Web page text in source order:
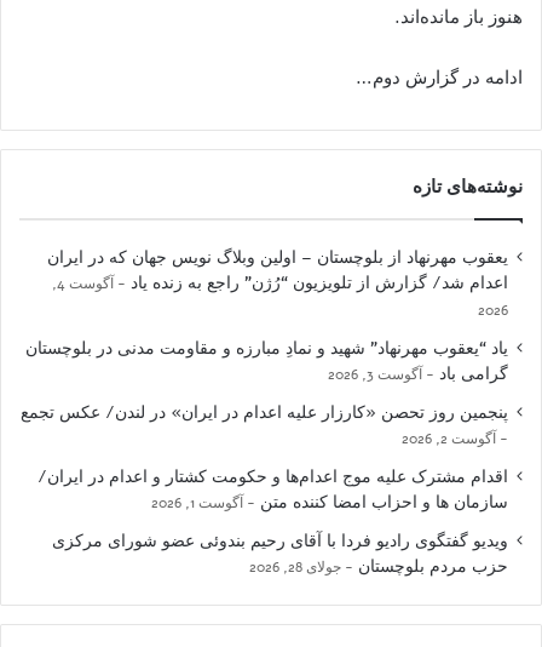
هنوز باز مانده‌اند.
ادامه در گزارش دوم…
نوشته‌های تازه
یعقوب مهرنهاد از بلوچستان – اولین وبلاگ نویس جهان که در ایران
اعدام شد/ گزارش از تلویزیون “رُژن” راجع به زنده یاد
آگوست 4,
2026
یاد “یعقوب مهرنهاد” شهید و نمادِ مبارزه و مقاومت مدنی در بلوچستان
گرامی باد
آگوست 3, 2026
پنجمین روز تحصن «کارزار علیه اعدام در ایران» در لندن/ عکس تجمع
آگوست 2, 2026
اقدام مشترک علیه موج اعدام‌ها و حکومت کشتار و اعدام در ایران/
سازمان ها و احزاب امضا کننده متن
آگوست 1, 2026
ویدیو گفتگوی رادیو فردا با آقای رحیم بندوئی عضو شورای مرکزی
حزب مردم بلوچستان
جولای 28, 2026